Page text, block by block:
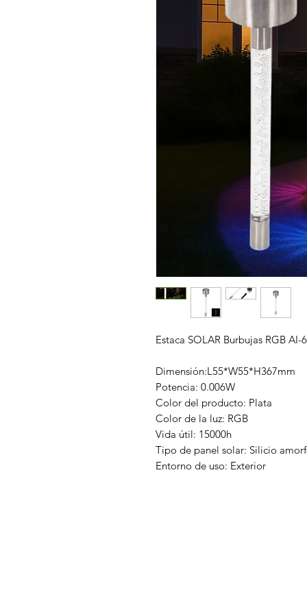
Estaca SOLAR Burbujas RGB AI-
Dimensión:L55*W55*H367mm
Potencia: 0.006W
Color del producto: Plata
Color de la luz: RGB
Vida útil: 15000h
Tipo de panel solar: Silicio
Entorno de uso: Exterior